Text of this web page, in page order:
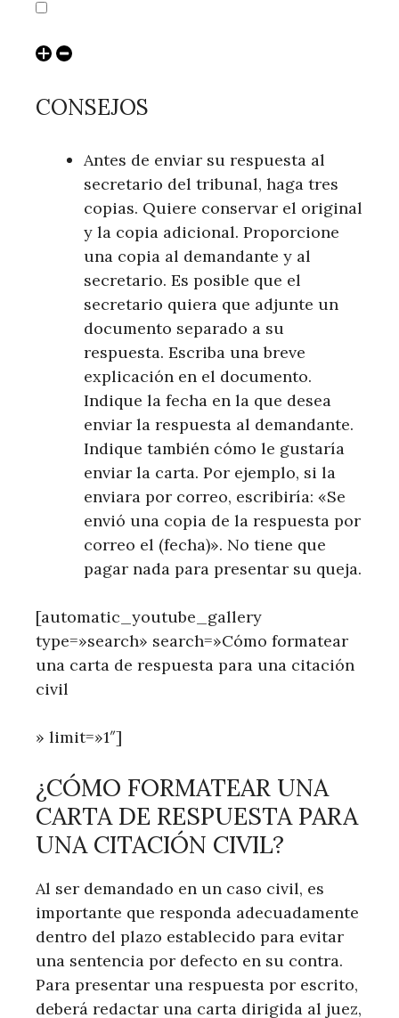
CONSEJOS
Antes de enviar su respuesta al
secretario del tribunal, haga tres
copias. Quiere conservar el original
y la copia adicional. Proporcione
una copia al demandante y al
secretario. Es posible que el
secretario quiera que adjunte un
documento separado a su
respuesta. Escriba una breve
explicación en el documento.
Indique la fecha en la que desea
enviar la respuesta al demandante.
Indique también cómo le gustaría
enviar la carta. Por ejemplo, si la
enviara por correo, escribiría: «Se
envió una copia de la respuesta por
correo el (fecha)». No tiene que
pagar nada para presentar su queja.
[automatic_youtube_gallery
type=»search» search=»Cómo formatear
una carta de respuesta para una citación
civil
» limit=»1″]
¿CÓMO FORMATEAR UNA
CARTA DE RESPUESTA PARA
UNA CITACIÓN CIVIL?
Al ser demandado en un caso civil, es
importante que responda adecuadamente
dentro del plazo establecido para evitar
una sentencia por defecto en su contra.
Para presentar una respuesta por escrito,
deberá redactar una carta dirigida al juez,